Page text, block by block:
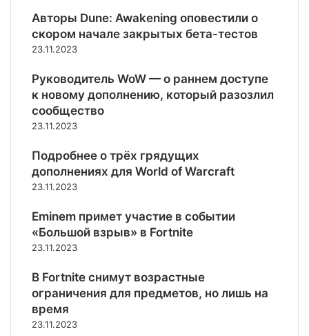
й
р
о
а
н
с
э
е
м
е
т
а
м
р
т
м
-
л
ь
о
с
т
ь
н
а
в
е
с
н
Авторы Dune: Awakening оповестили о
скором начале закрытых бета-тестов
23.11.2023
Руководитель WoW — о раннем доступе
к новому дополнению, который разозлил
сообщество
23.11.2023
Подробнее о трёх грядущих
дополнениях для World of Warcraft
23.11.2023
Eminem примет участие в событии
«Большой взрыв» в Fortnite
23.11.2023
В Fortnite снимут возрастные
ограничения для предметов, но лишь на
время
23.11.2023